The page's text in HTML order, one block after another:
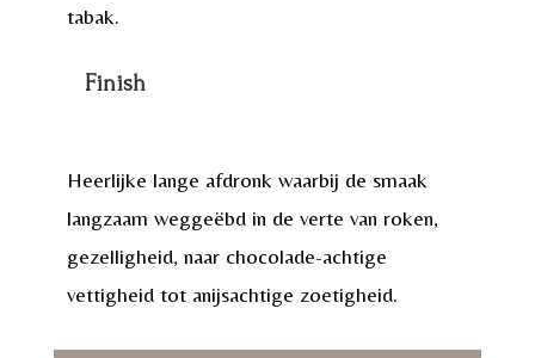
tabak.
Finish
Heerlijke lange afdronk waarbij de smaak
langzaam weggeëbd in de verte van roken,
gezelligheid, naar chocolade-achtige
vettigheid tot anijsachtige zoetigheid.